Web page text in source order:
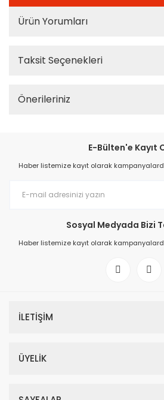
Ürün Yorumları
Taksit Seçenekleri
Önerileriniz
E-Bülten'e Kayıt
Haber listemize kayıt olarak
Sosyal Medyada Bizi
Haber listemize kayıt olarak
İLETİŞİM
ÜYELİK